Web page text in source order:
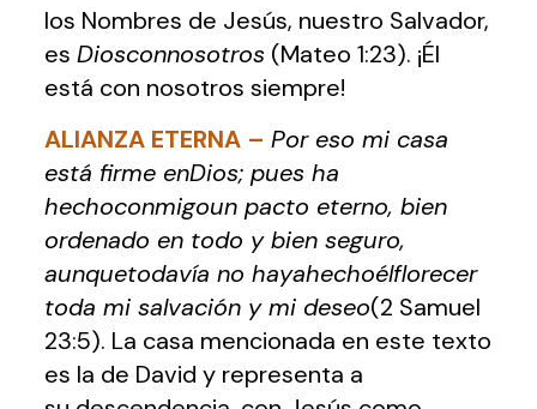
los Nombres de Jesús, nuestro Salvador,
es Diosconnosotros(Mateo 1:23). ¡Él
está con nosotros siempre!
ALIANZA ETERNA– Por eso mi casa
está firme enDios; pues ha
hechoconmigoun pacto eterno, bien
ordenado en todo y bien seguro,
aunquetodavía no hayahechoélflorecer
toda mi salvación y mi deseo(2 Samuel
23:5). La casa mencionada en este texto
es la de David y representa a